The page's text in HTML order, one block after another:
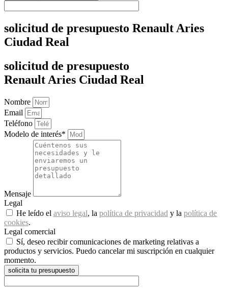
solicitud de presupuesto Renault Aries
Ciudad Real
solicitud de presupuesto
Renault Aries Ciudad Real
Nombre
Email
Teléfono
Modelo de interés*
Mensaje
Legal
He leído el aviso legal, la política de privacidad y la política de
cookies.
Legal comercial
Sí, deseo recibir comunicaciones de marketing relativas a
productos y servicios. Puedo cancelar mi suscripción en cualquier
momento.
solicita tu presupuesto